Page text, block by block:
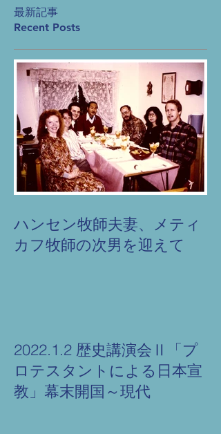
最新記事
Recent Posts
ハンセン牧師夫妻、メティ
カフ牧師の次男を迎えて
2022.1.2 歴史講演会Ⅱ「プ
ロテスタントによる日本宣
教」幕末開国～現代